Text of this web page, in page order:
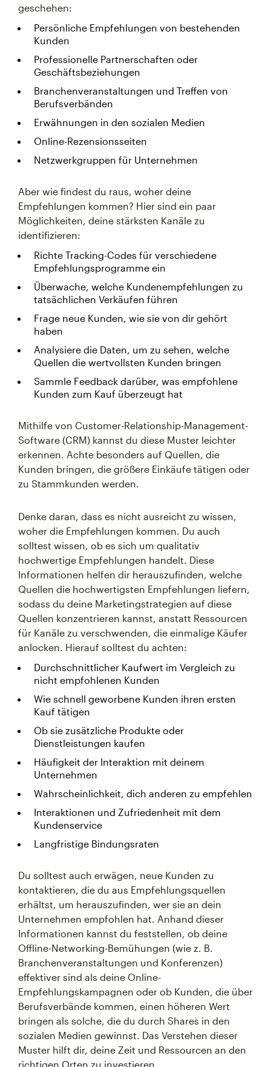
geschehen:
Persönliche Empfehlungen von bestehenden
Kunden
Professionelle Partnerschaften oder
Geschäftsbeziehungen
Branchenveranstaltungen und Treffen von
Berufsverbänden
Erwähnungen in den sozialen Medien
Online-Rezensionsseiten
Netzwerkgruppen für Unternehmen
Aber wie findest du raus, woher deine
Empfehlungen kommen? Hier sind ein paar
Möglichkeiten, deine stärksten Kanäle zu
identifizieren:
Richte Tracking-Codes für verschiedene
Empfehlungsprogramme ein
Überwache, welche Kundenempfehlungen zu
tatsächlichen Verkäufen führen
Frage neue Kunden, wie sie von dir gehört
haben
Analysiere die Daten, um zu sehen, welche
Quellen die wertvollsten Kunden bringen
Sammle Feedback darüber, was empfohlene
Kunden zum Kauf überzeugt hat
Mithilfe von Customer-Relationship-Management-
Software (CRM) kannst du diese Muster leichter
erkennen. Achte besonders auf Quellen, die
Kunden bringen, die größere Einkäufe tätigen oder
zu Stammkunden werden.
Denke daran, dass es nicht ausreicht zu wissen,
woher die Empfehlungen kommen. Du auch
solltest wissen, ob es sich um qualitativ
hochwertige Empfehlungen handelt. Diese
Informationen helfen dir herauszufinden, welche
Quellen die hochwertigsten Empfehlungen liefern,
sodass du deine Marketingstrategien auf diese
Quellen konzentrieren kannst, anstatt Ressourcen
für Kanäle zu verschwenden, die einmalige Käufer
anlocken. Hierauf solltest du achten:
Durchschnittlicher Kaufwert im Vergleich zu
nicht empfohlenen Kunden
Wie schnell geworbene Kunden ihren ersten
Kauf tätigen
Ob sie zusätzliche Produkte oder
Dienstleistungen kaufen
Häufigkeit der Interaktion mit deinem
Unternehmen
Wahrscheinlichkeit, dich anderen zu empfehlen
Interaktionen und Zufriedenheit mit dem
Kundenservice
Langfristige Bindungsraten
Du solltest auch erwägen, neue Kunden zu
kontaktieren, die du aus Empfehlungsquellen
erhältst, um herauszufinden, wer sie an dein
Unternehmen empfohlen hat. Anhand dieser
Informationen kannst du feststellen, ob deine
Offline-Networking-Bemühungen (wie z. B.
Branchenveranstaltungen und Konferenzen)
effektiver sind als deine Online-
Empfehlungskampagnen oder ob Kunden, die über
Berufsverbände kommen, einen höheren Wert
bringen als solche, die du durch Shares in den
sozialen Medien gewinnst. Das Verstehen dieser
Muster hilft dir, deine Zeit und Ressourcen an den
richtigen Orten zu investieren.